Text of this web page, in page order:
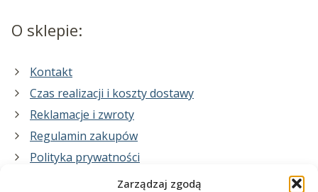
Zarządzaj zgodą
O sklepie:
Kontakt
Czas realizacji i koszty dostawy
Reklamacje i zwroty
Regulamin zakupów
Polityka prywatności